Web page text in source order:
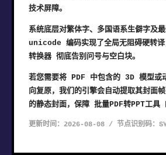
技术屏障。
系统底层对繁体字、多国语系生僻字及
unicode 编码实现了全局无阻碍硬转
转换器 彻底告别问号与空白块。
若您需要将 PDF 中包含的 3D 模型或
向复原，我们的引擎会自动提取其封面
的静态封面，保障 批量PDF转PPT工具
更新时间：2026-08-08 / 节点识别码：